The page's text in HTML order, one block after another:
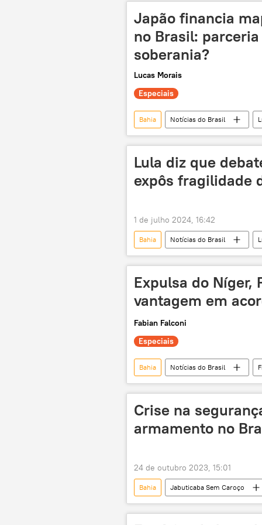
Japão financia
no Brasil:
soberania?
Lucas Morais
Especiais
Bahia Notícias do Brasil
Banco Interamericano de
indústria nacional
Vale do Jequitinhonha
Lula diz que
expôs fragilidade
1 de julho 2024, 16:42
Bahia Notícias do Brasil
Estados Unidos
Feira de
Expulsa do Níger,
vantagem em
Fabian Falconi
Especiais
Bahia Notícias do Brasil
Américas
Bruno Le Maire
usina nuclear
colonialismo
Crise na
armamento no
24 de outubro 2023, 15:01
Bahia Jabuticaba Sem Caroço
violência
leis Rio